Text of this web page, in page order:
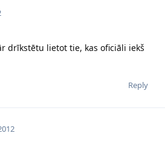
drīkstētu lietot tie, kas oficiāli iekš
Reply